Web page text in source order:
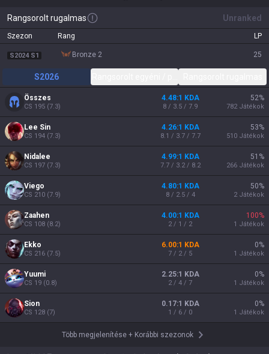
Rangsorolt rugalmas Unranked
Szezon Rang LP
S2024 S1 bronze 2 25
S2026
Összes
CS 195 (7.3)
4.48:1 KDA
8 / 3.5 / 7.9
52%
782 Játékok
Lee Sin
CS 194 (7.3)
4.26:1 KDA
8.1 / 3.7 / 7.7
53%
510 Játékok
Nidalee
CS 197 (7.3)
4.99:1 KDA
7.7 / 3.2 / 8.2
51 %
266 Játékok
Viego
CS 210 (7.9)
4.80:1 KDA
8 / 2.5 / 4
50%
2 Játékok
Zaahen
CS 108 (8.2)
4.00:1 KDA
2 / 1 / 2
100%
1 Játékok
Ekko
CS 216 (7.5)
6.00:1 KDA
7 / 2 / 5
0%
1 Játékok
Yuumi
CS 19 (0.8)
2.25:1 KDA
2 / 4 / 7
0%
1 Játékok
Sion
CS 128 (7)
0.17:1 KDA
1 / 6 / 0
0%
1 Játékok
Több megjelenítése+ Korábbi szezonok